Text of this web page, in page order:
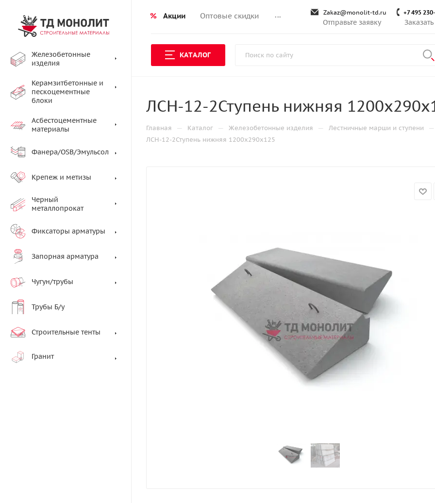
% Акции Оптовые скидки ... Zakaz@monolit-td.ru
Отправьте заявку
+7 495
КАТАЛОГ
Железобетонные
изделия
Керамзитбетонные и
пескоцементные
блоки
Асбестоцементные
материалы
Фанера/OSB/Эмульсол
Крепеж и метизы
Черный
металлопрокат
Фиксаторы арматуры
Запорная арматура
Чугун/трубы
Трубы Б/у
Строительные тенты
Гранит
ЛСН-12-2Ступень нижняя
Главная — Каталог — Железобетонные изделия — Лестничные марши и ступени —
ЛСН-12-2Ступень нижняя 1200х290х125